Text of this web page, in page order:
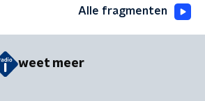
Alle fragmenten
weet meer